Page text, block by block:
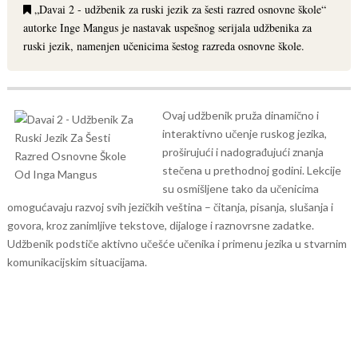
„Davai 2 - udžbenik za ruski jezik za šesti razred osnovne škole“
autorke Inge Mangus je nastavak uspešnog serijala udžbenika za
ruski jezik, namenjen učenicima šestog razreda osnovne škole.
Ovaj udžbenik pruža dinamično i
interaktivno učenje ruskog jezika,
proširujući i nadograđujući znanja
stečena u prethodnoj godini. Lekcije
su osmišljene tako da učenicima
omogućavaju razvoj svih jezičkih veština – čitanja, pisanja, slušanja i
govora, kroz zanimljive tekstove, dijaloge i raznovrsne zadatke.
Udžbenik podstiče aktivno učešće učenika i primenu jezika u stvarnim
komunikacijskim situacijama.